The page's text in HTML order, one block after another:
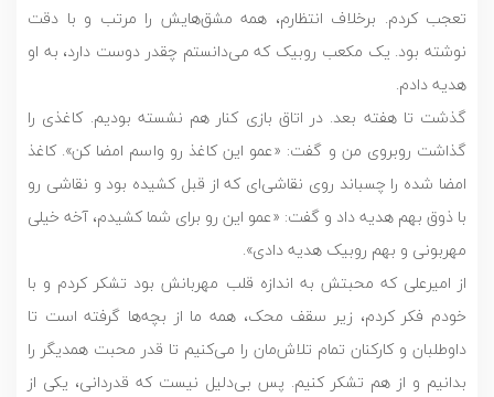
تعجب کردم. برخلاف انتظارم، همه مشق‌هایش را مرتب و با دقت
نوشته بود. یک مکعب روبیک که می‌دانستم چقدر دوست دارد، به او
هدیه دادم.
گذشت تا هفته بعد. در اتاق بازی کنار هم نشسته بودیم. کاغذی را
گذاشت روبروی من و گفت: «عمو این کاغذ رو واسم امضا کن». کاغذ
امضا شده را چسباند روی نقاشی‌ای که از قبل کشیده بود و نقاشی رو
با ذوق بهم هدیه داد و گفت: «عمو این رو برای شما کشیدم، آخه خیلی
مهربونی و بهم روبیک هدیه دادی».
از امیرعلی که محبتش به اندازه قلب مهربانش بود تشکر کردم و با
خودم فکر کردم، زیر سقف محک، همه ما از بچه‌ها گرفته است تا
داوطلبان و کارکنان تمام تلاش‌مان را می‌کنیم تا قدر محبت همدیگر را
بدانیم و از هم تشکر کنیم. پس بی‌دلیل نیست که قدردانی، یکی از